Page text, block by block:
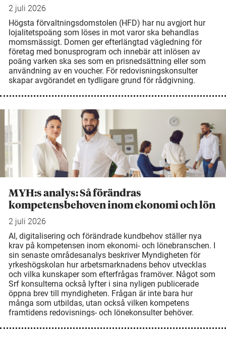
2 juli 2026
Högsta förvaltningsdomstolen (HFD) har nu avgjort hur
lojalitetspoäng som löses in mot varor ska behandlas
momsmässigt. Domen ger efterlängtad vägledning för
företag med bonusprogram och innebär att inlösen av
poäng varken ska ses som en prisnedsättning eller som
användning av en voucher. För redovisningskonsulter
skapar avgörandet en tydligare grund för rådgivning.
MYH:s analys: Så förändras
kompetensbehoven inom ekonomi och lön
2 juli 2026
AI, digitalisering och förändrade kundbehov ställer nya
krav på kompetensen inom ekonomi- och lönebranschen. I
sin senaste områdesanalys beskriver Myndigheten för
yrkeshögskolan hur arbetsmarknadens behov utvecklas
och vilka kunskaper som efterfrågas framöver. Något som
Srf konsulterna också lyfter i sina nyligen publicerade
öppna brev till myndigheten. Frågan är inte bara hur
många som utbildas, utan också vilken kompetens
framtidens redovisnings- och lönekonsulter behöver.